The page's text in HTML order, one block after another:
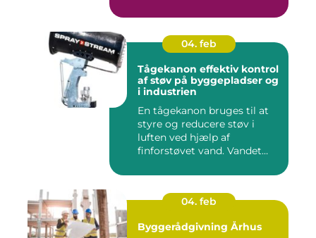
04. feb
Tågekanon effektiv kontrol
af støv på byggepladser og
i industrien
En tågekanon bruges til at
styre og reducere støv i
luften ved hjælp af
finforstøvet vand. Vandet
04. feb
Byggerådgivning Århus